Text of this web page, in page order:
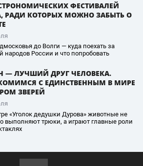
ФЕСТИВАЛЕЙ
РАДИ КОТОРЫХ МОЖНО ЗАБЫТЬ О
до Волги — куда поехать за
народов России и что попробовать
— ЛУЧШИЙ ДРУГ ЧЕЛОВЕКА.
С ЕДИНСТВЕННЫМ В МИРЕ
ЗВЕРЕЙ
«Уголок дедушки Дурова» животные не
выполняют трюки, а играют главные роли